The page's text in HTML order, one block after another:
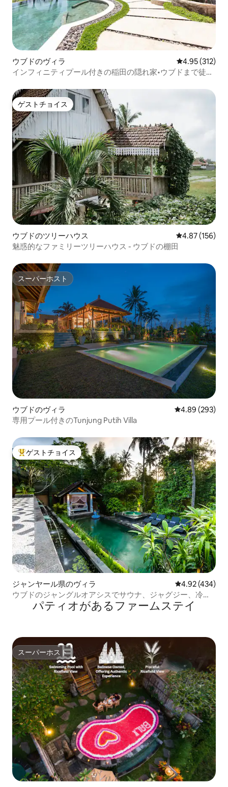
ウブドのヴィラ レビュー312
4.95 (312)
インフィニティプール付きの稲田の隠れ家•ウブドまで徒歩
ゲストチョイス
ゲストチョイス
ウブドのツリーハウス レビュー156
4.87 (156)
魅惑的なファミリーツリーハウス - ウブドの棚田
スーパーホスト
スーパーホスト
ウブドのヴィラ レビュー293
4.89 (293)
専用プール付きのTunjung Putih Villa
大好評のゲストチョイスです。
ゲストチョイス
ジャンヤール県のヴィラ レビュー434
4.92 (434)
ウブドのジャングルオアシスでサウナ、ジャグジー、冷水
パティオがあるファームステイ
スーパーホスト
スーパーホスト